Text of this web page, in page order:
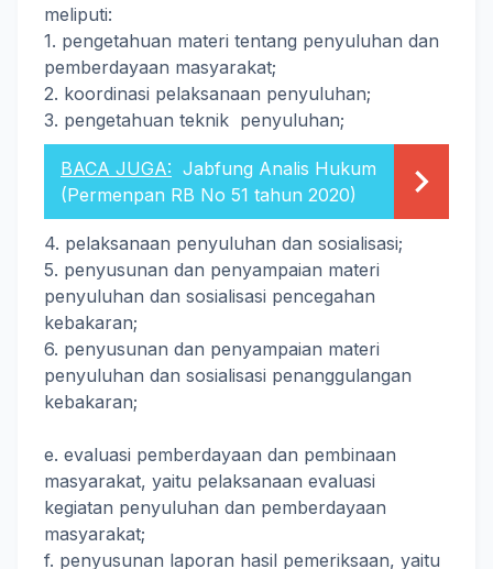
meliputi:
1. pengetahuan materi tentang penyuluhan dan
pemberdayaan masyarakat;
2. koordinasi pelaksanaan penyuluhan;
3. pengetahuan teknik penyuluhan;
BACA JUGA: Jabfung Analis Hukum
(Permenpan RB No 51 tahun 2020)
4. pelaksanaan penyuluhan dan sosialisasi;
5. penyusunan dan penyampaian materi
penyuluhan dan sosialisasi pencegahan
kebakaran;
6. penyusunan dan penyampaian materi
penyuluhan dan sosialisasi penanggulangan
kebakaran;
e. evaluasi pemberdayaan dan pembinaan
masyarakat, yaitu pelaksanaan evaluasi
kegiatan penyuluhan dan pemberdayaan
masyarakat;
f. penyusunan laporan hasil pemeriksaan, yaitu